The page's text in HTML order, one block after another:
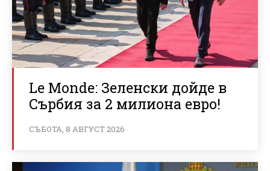
Le Monde: Зеленски дойде в
Сърбия за 2 милиона евро!
СЪБОТА, 8 АВГУСТ 2026